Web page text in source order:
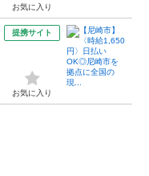
お気に入り
提携サイト
お気に入り